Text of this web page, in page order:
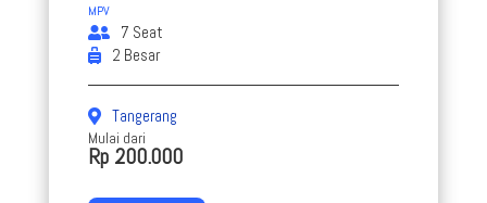
MPV
7 Seat
2 Besar
Tangerang
Mulai dari
Rp 200.000